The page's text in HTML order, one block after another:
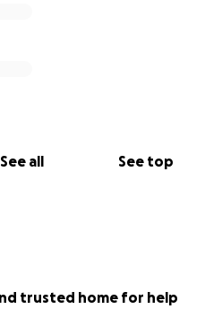
See all See top
trusted home for help